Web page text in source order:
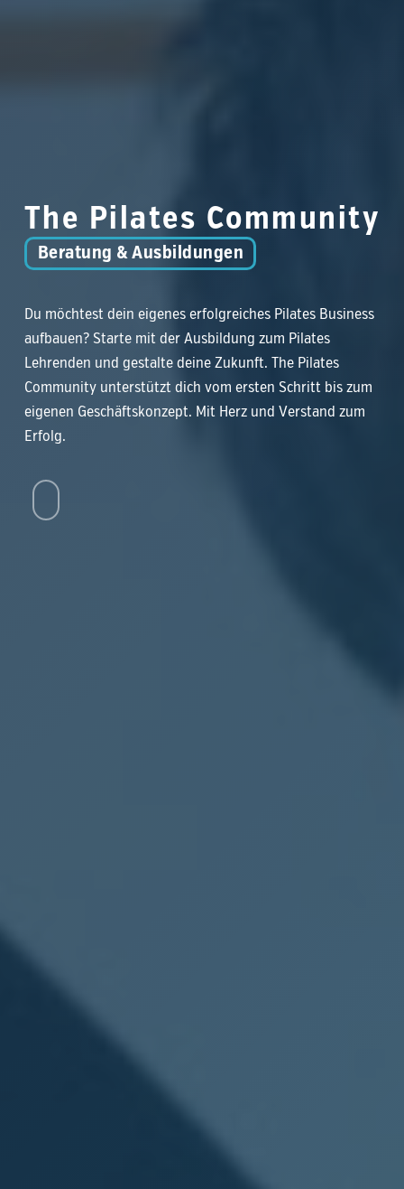
The Pilates Community
Beratung & Ausbildungen
Du möchtest dein eigenes erfolgreiches Pilates Business
aufbauen? Starte mit der Ausbildung zum Pilates
Lehrenden und gestalte deine Zukunft. The Pilates
Community unterstützt dich vom ersten Schritt bis zum
eigenen Geschäftskonzept. Mit Herz und Verstand zum
Erfolg.
Navigate
to
the